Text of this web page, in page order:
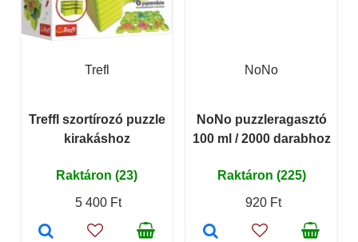
Trefl
Treffl szortírozó puzzle
kirakáshoz
Raktáron (23)
5 400 Ft
NoNo
NoNo puzzleragasztó
100 ml / 2000 darabhoz
Raktáron (225)
920 Ft